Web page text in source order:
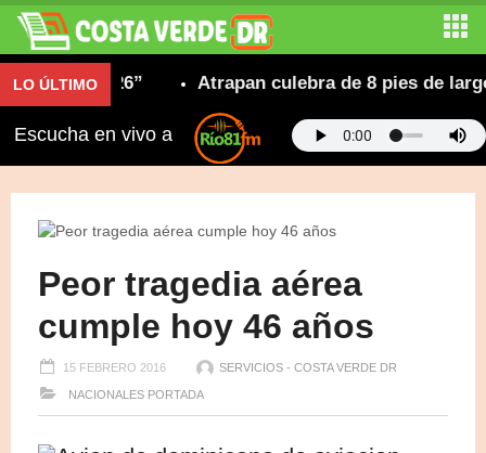
LO ÚLTIMO
2026” Atrapan culebra de 8 pies de largo
Escucha en vivo a
Peor tragedia aérea
cumple hoy 46 años
15 FEBRERO 2016 SERVICIOS - COSTA VERDE DR
NACIONALES PORTADA